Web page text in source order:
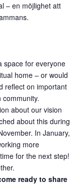
– en möjlighet att
space for everyone
home – or would
reflect on important
about our vision
about this during
In January,
more
for the next step!
ready to share